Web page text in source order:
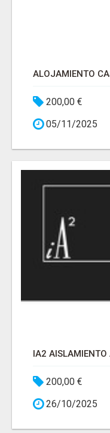
ALOJAMIENTO
200,00 €
05/11/2025
IA2 AISLAMIENTO
200,00 €
26/10/2025